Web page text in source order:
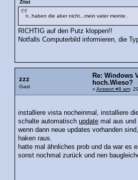
Zitat
n..haben die aber nicht...mein vater meinte .
RICHTIG auf den Putz kloppen!!
Notfalls Computerbild informieren, die
zzz
Gast
Re: Windows
hoch.Wieso?
« Antwort #8 am:
installiere vista nocheinmal, installiere
schalte automatischupdate mal aus und
wenn dann neue updates vorhanden
haken raus.
hatte mal ähnliches prob und da war es
sonst nochmal zurück und nen